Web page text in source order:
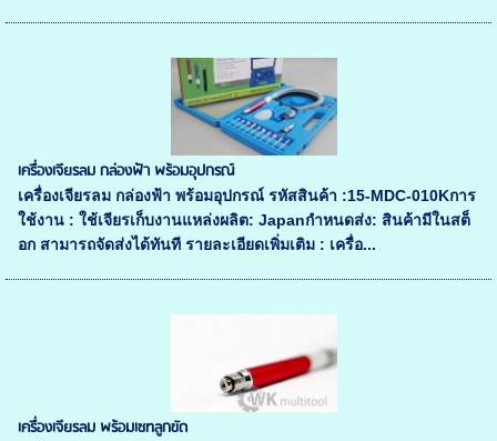
เครื่องเจียรลม กล่องฟ้า พร้อมอุปกรณ์
เครื่องเจียรลม กล่องฟ้า พร้อมอุปกรณ์ รหัสสินค้า :15-MDC-010Kการ
ใช้งาน : ใช้เจียรเก็บงานแหล่งผลิต: Japanกำหนดส่ง: สินค้ามีในสต็
อก สามารถจัดส่งได้ทันที รายละเอียดเพิ่มเติม : เครื่อ...
เครื่องเจียรลม พร้อมเซทลูกขัด